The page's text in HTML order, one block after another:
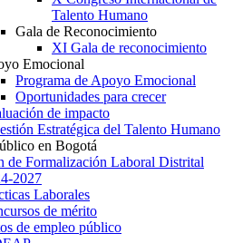
Talento Humano
Gala de Reconocimiento
XI Gala de reconocimiento
Emocional
Programa de Apoyo Emocional
Oportunidades para crecer
de impacto
Estratégica del Talento Humano
en Bogotá
de Formalización Laboral Distrital
2027
Laborales
de mérito
de empleo público